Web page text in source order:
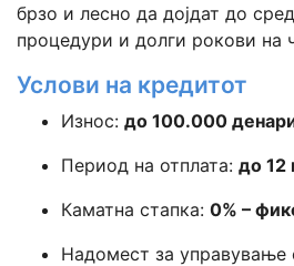
брзо и лесно да дојдат до
процедури и долги рокови на
Услови на кредитот
Износ: до 100.000
Период на отплата: до 12
Каматна стапка: 0% –
Надомест за управување